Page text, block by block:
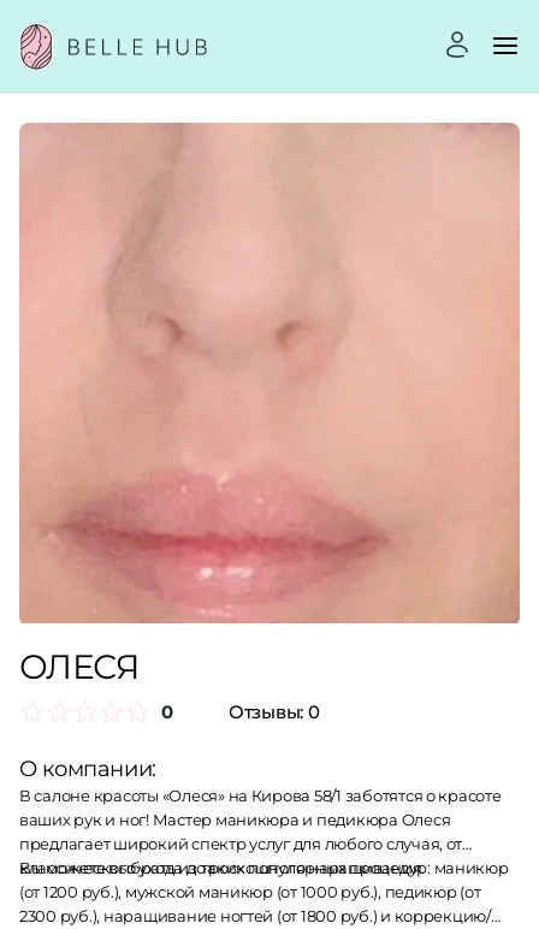
ОЛЕСЯ
0 Отзывы: 0
О компании:
В салоне красоты «Олеся» на Кирова 58/1 заботятся о красоте
ваших рук и ног! Мастер маникюра и педикюра Олеся
предлагает широкий спектр услуг для любого случая, от
классического ухода до роскошного наращивания.
Вы можете выбрать из таких популярных процедур: маникюр
(от 1200 руб.), мужской маникюр (от 1000 руб.), педикюр (от
2300 руб.), наращивание ногтей (от 1800 руб.) и коррекцию/